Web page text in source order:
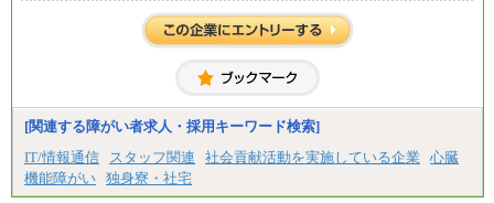
いません。
※一般事務職種（CS職）の大学院修了者は大学卒の
金額を最低額とし、
たします。
下記は新卒採用の給与です。経験者採用の場合、下
記を再下限としてご経験に応じた金額となります。
（1）【正社員】一般事務職種（CS職）：月給255,00
0円（大学卒）
（2）【正社員】総合職：月給300,000円（大学卒）
[関連する障がい者求人・採用キーワード検索]
IT/情報通信
スタッフ関連 社会貢献活動を実施している企業
心臓
機能障がい 独身寮・社宅